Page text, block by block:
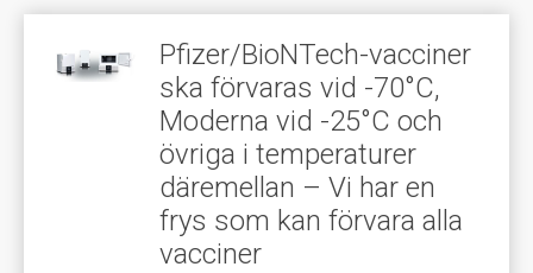
Pfizer/BioNTech-vacciner
ska förvaras vid -70°C,
Moderna vid -25°C och
övriga i temperaturer
däremellan – Vi har en
frys som kan förvara alla
vacciner